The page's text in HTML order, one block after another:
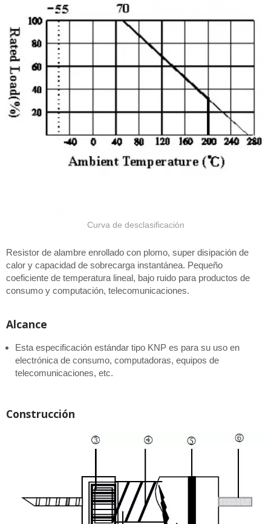
Curva de desclasificación
Resistor de alambre enrollado con plomo, super disipación de
calor y capacidad de sobrecarga instantánea. Pequeño
coeficiente de temperatura lineal, bajo ruido para productos de
consumo y computación, telecomunicaciones.
Alcance
Esta especificación estándar tipo KNP es para su uso en
electrónica de consumo, computadoras, equipos de
telecomunicaciones, etc.
Construcción